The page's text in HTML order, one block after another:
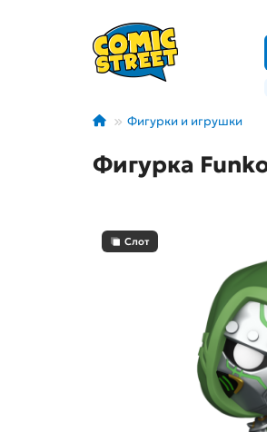
Фигурки и игрушки
Фигурка
Слот